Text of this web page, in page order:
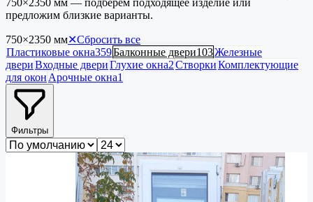
предложим близкие варианты.
750×2350 мм✕Сбросить все
Пластиковые окна359Балконные двери103Железные
двериВходные двериГлухие окна2СтворкиКомплектующие
для окон Арочные окна1
Фильтры